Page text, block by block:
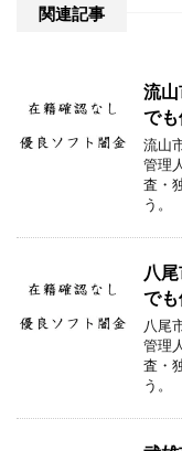
関連記事
流山
でも
流山
管理
査・
う。
八
でも
八尾
管理
査・
う。